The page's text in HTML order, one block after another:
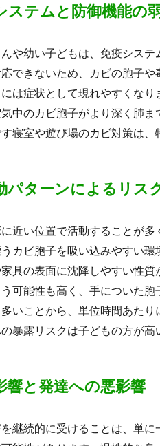
ステムと防御機能の
や幼い子どもは、免疫シス
できないため、カビの胞子
は症状として現れやすくな
中のカビ胞子がより深く肺
寝室や遊び場のカビ対策は、
パターンによるリス
近い位置で活動することが
カビ胞子を吸い込みやすい
具の表面に沈降しやすい性
可能性も高く、手についた
いことから、単位時間あた
暴露リスクは子どもの方が高
響と発達への悪影響
継続的に受けることは、単